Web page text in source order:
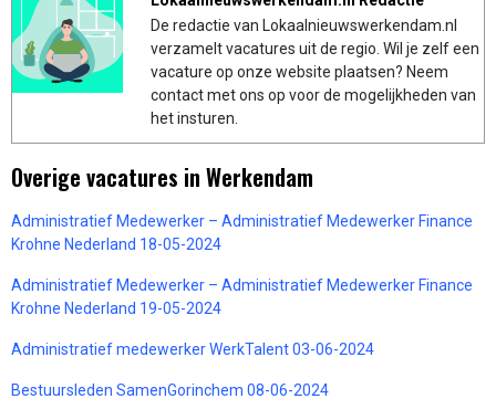
De redactie van Lokaalnieuwswerkendam.nl
verzamelt vacatures uit de regio. Wil je zelf een
vacature op onze website plaatsen? Neem
contact met ons op voor de mogelijkheden van
het insturen.
Overige vacatures in Werkendam
Administratief Medewerker – Administratief Medewerker Finance
Krohne Nederland 18-05-2024
Administratief Medewerker – Administratief Medewerker Finance
Krohne Nederland 19-05-2024
Administratief medewerker WerkTalent 03-06-2024
Bestuursleden SamenGorinchem 08-06-2024